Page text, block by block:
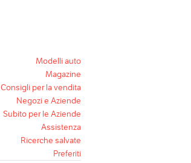
Modelli auto
Magazine
Consigli per la vendita
Negozi e Aziende
Subito per le Aziende
Assistenza
Ricerche salvate
Preferiti